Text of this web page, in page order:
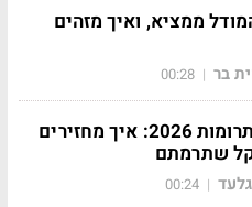
ממציא, ואיך מזהים
בר |
00:28
זיכוי מס על תרומות 2026: איך מחזירים
|
00:24